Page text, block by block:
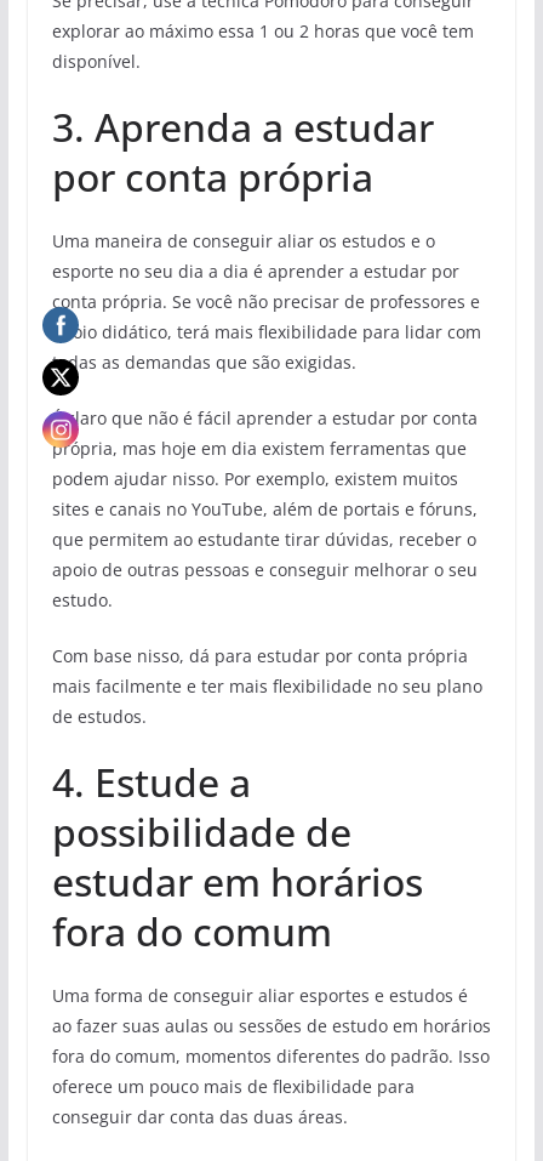
explorar ao máximo essa 1 ou 2 horas que você tem
disponível.
3. Aprenda a estudar
por conta própria
Uma maneira de conseguir aliar os estudos e o
esporte no seu dia a dia é aprender a estudar por
conta própria. Se você não precisar de professores e
apoio didático, terá mais flexibilidade para lidar com
todas as demandas que são exigidas.
É claro que não é fácil aprender a estudar por conta
própria, mas hoje em dia existem ferramentas que
podem ajudar nisso. Por exemplo, existem muitos
sites e canais no YouTube, além de portais e fóruns,
que permitem ao estudante tirar dúvidas, receber o
apoio de outras pessoas e conseguir melhorar o seu
estudo.
Com base nisso, dá para estudar por conta própria
mais facilmente e ter mais flexibilidade no seu plano
de estudos.
4. Estude a
possibilidade de
estudar em horários
fora do comum
Uma forma de conseguir aliar esportes e estudos é
ao fazer suas aulas ou sessões de estudo em horários
fora do comum, momentos diferentes do padrão. Isso
oferece um pouco mais de flexibilidade para
conseguir dar conta das duas áreas.